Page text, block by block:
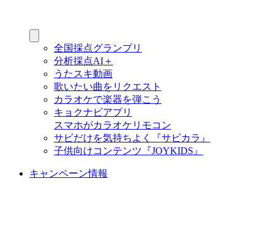
全国採点グランプリ
分析採点AI＋
うたスキ動画
歌いたい曲をリクエスト
カラオケで楽器を弾こう
キョクナビアプリ
スマホがカラオケリモコン
サビだけを気持ちよく『サビカラ』
子供向けコンテンツ『JOYKIDS』
キャンペーン情報